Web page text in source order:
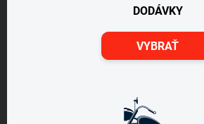
DODÁVKY
VYBRAŤ